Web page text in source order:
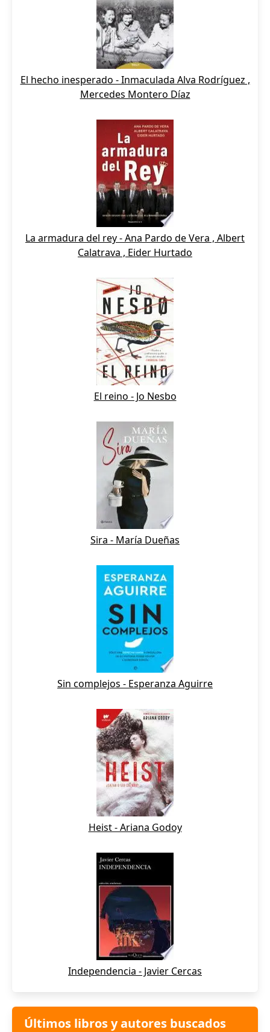
El hecho inesperado - Inmaculada Alva Rodríguez ,
Mercedes Montero Díaz
La armadura del rey - Ana Pardo de Vera , Albert
Calatrava , Eider Hurtado
El reino - Jo Nesbo
Sira - María Dueñas
Sin complejos - Esperanza Aguirre
Heist - Ariana Godoy
Independencia - Javier Cercas
Últimos libros y autores buscados